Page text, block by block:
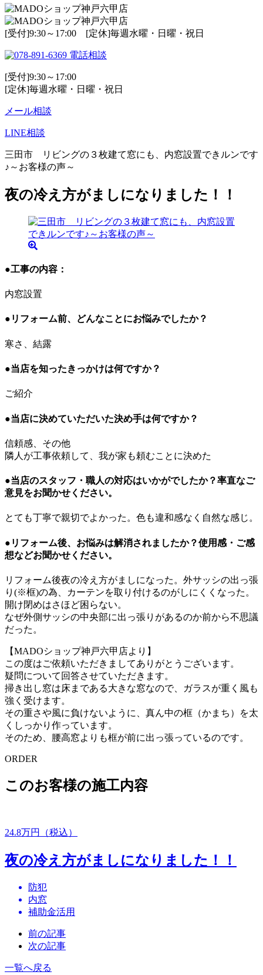
[受付]9:30～17:00 [定休]毎週水曜・日曜・祝日
電話相談
[受付]9:30～17:00
[定休]毎週水曜・日曜・祝日
メール相談
LINE相談
三田市 リビングの３枚建て窓にも、内窓設置できルンです
♪～お客様の声～
夜の冷え方がましになりました！！
●工事の内容：
内窓設置
●リフォーム前、どんなことにお悩みでしたか？
寒さ、結露
●当店を知ったきっかけは何ですか？
ご紹介
●当店に決めていただいた決め手は何ですか？
信頼感、その他
隣人が工事依頼して、我が家も頼むことに決めた
●当店のスタッフ・職人の対応はいかがでしたか？率直なご
意見をお聞かせください。
とても丁寧で親切でよかった。色も違和感なく自然な感じ。
●リフォーム後、お悩みは解消されましたか？使用感・ご感
想などお聞かせください。
リフォーム後夜の冷え方がましになった。外サッシの出っ張
り(※框)の為、カーテンを取り付けるのがしにくくなった。
開け閉めはさほど困らない。
なぜ外側サッシの中央部に出っ張りがあるのか前から不思議
だった。
【MADOショップ神戸六甲店より】
この度はご依頼いただきましてありがとうございます。
疑問について回答させていただきます。
掃き出し窓は床まである大きな窓なので、ガラスが重く風も
強く受けます。
その重さや風に負けないように、真ん中の框（かまち）を太
くしっかり作っています。
そのため、腰高窓よりも框が前に出っ張っているのです。
ORDER
このお客様の施工内容
24.8万円（税込）
夜の冷え方がましになりました！！
防犯
内窓
補助金活用
前の記事
次の記事
一覧へ戻る